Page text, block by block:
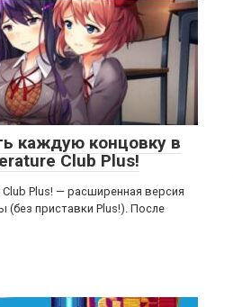
каждую концовку в
Club Plus!
Club Plus! — расширенная версия
(без приставки Plus!). После